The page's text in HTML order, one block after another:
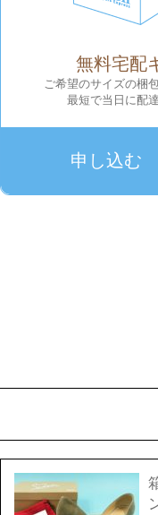
無料宅配
ご希望のサイズの梱
最短で当日に配
申し込む